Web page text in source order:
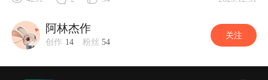
阿林杰作
创作 14 粉丝 54
关注